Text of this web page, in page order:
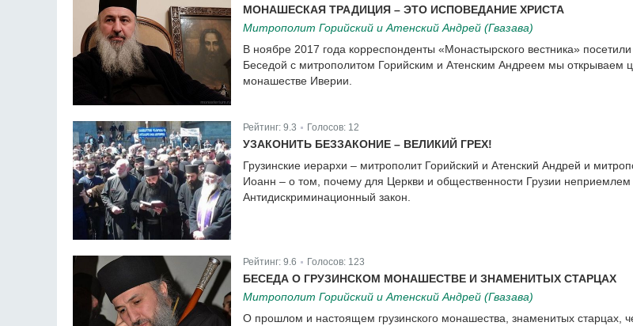
МОНАШЕСКАЯ ТРАДИЦИЯ – ЭТО ИСПОВЕДАНИЕ ХРИСТА
Митрополит Горийский и Атенский Андрей (Гвазава)
В ноябре 2017 года корреспонденты «Монастырского вестника»
Беседой с митрополитом Горийским и Атенским Андреем мы открываем
монашестве Иверии.
Рейтинг: 9.3 Голосов: 12
УЗАКОНИТЬ БЕЗЗАКОНИЕ – ВЕЛИКИЙ ГРЕХ!
Грузинские иерархи – митрополит Горийский и Атенский Андрей и
Иоанн – о том, почему для Церкви и общественности Грузии
Антидискриминационный закон.
Рейтинг: 9.6 Голосов: 123
БЕСЕДА О ГРУЗИНСКОМ МОНАШЕСТВЕ И ЗНАМЕНИТЫХ СТАРЦАХ
Митрополит Горийский и Атенский Андрей (Гвазава)
О прошлом и настоящем грузинского монашества, знаменитых старцах,